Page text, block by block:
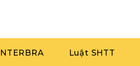
Luật SHTT